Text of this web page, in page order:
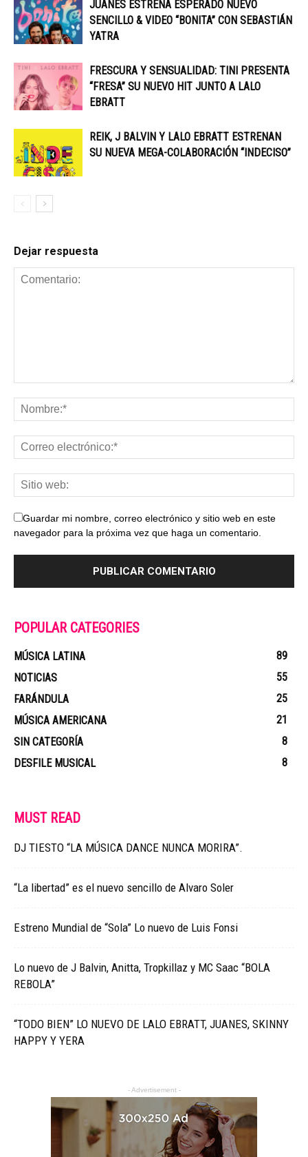
JUANES ESTRENA ESPERADO NUEVO
SENCILLO & VIDEO “BONITA” CON SEBASTIÁN
YATRA
FRESCURA Y SENSUALIDAD: TINI PRESENTA
“FRESA” SU NUEVO HIT JUNTO A LALO
EBRATT
REIK, J BALVIN Y LALO EBRATT ESTRENAN
SU NUEVA MEGA-COLABORACIÓN “INDECISO”
Dejar respuesta
Guardar mi nombre, correo electrónico y sitio web en este
navegador para la próxima vez que haga un comentario.
POPULAR CATEGORIES
MÚSICA LATINA
89
NOTICIAS
55
FARÁNDULA
25
MÚSICA AMERICANA
21
SIN CATEGORÍA
8
DESFILE MUSICAL
8
MUST READ
DJ TIESTO “LA MÚSICA DANCE NUNCA MORIRA”.
“La libertad” es el nuevo sencillo de Alvaro Soler
Estreno Mundial de “Sola” Lo nuevo de Luis Fonsi
Lo nuevo de J Balvin, Anitta, Tropkillaz y MC Saac “BOLA
REBOLA”
“TODO BIEN” LO NUEVO DE LALO EBRATT, JUANES, SKINNY
HAPPY Y YERA
- Advertisement -